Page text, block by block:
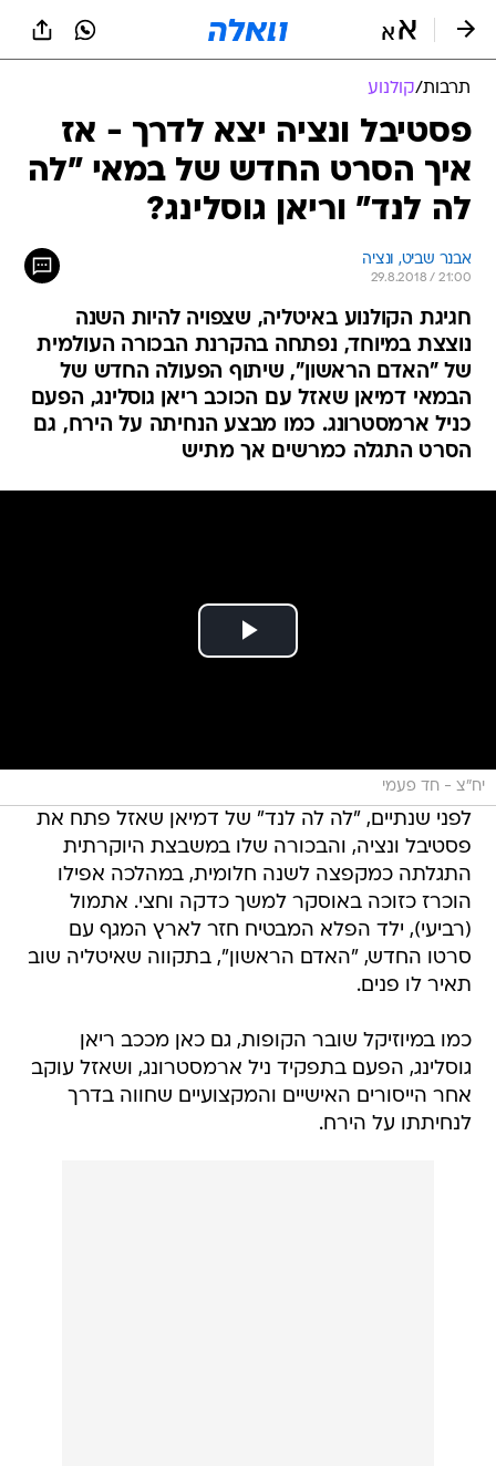
תרבות/קולנוע
פסטיבל ונציה יצא לדרך - אז
איך הסרט החדש של במאי "לה
לה לנד" וריאן גוסלינג?
אבנר שביט, ונציה
29.8.2018 / 21:00
חגיגת הקולנוע באיטליה, שצפויה להיות השנה
נוצצת במיוחד, נפתחה בהקרנת הבכורה העולמית
של "האדם הראשון", שיתוף הפעולה החדש של
הבמאי דמיאן שאזל עם הכוכב ריאן גוסלינג, הפעם
כניל ארמסטרונג. כמו מבצע הנחיתה על הירח, גם
הסרט התגלה כמרשים אך מתיש
יח"צ - חד פעמי
לפני שנתיים, "לה לה לנד" של דמיאן שאזל פתח את
פסטיבל ונציה, והבכורה שלו במשבצת היוקרתית
התגלתה כמקפצה לשנה חלומית, במהלכה אפילו
הוכרז כזוכה באוסקר למשך כדקה וחצי. אתמול
(רביעי), ילד הפלא המבטיח חזר לארץ המגף עם
סרטו החדש, "האדם הראשון", בתקווה שאיטליה שוב
תאיר לו פנים.
כמו במיוזיקל שובר הקופות, גם כאן מככב ריאן
גוסלינג, הפעם בתפקיד ניל ארמסטרונג, ושאזל עוקב
אחר הייסורים האישיים והמקצועיים שחווה בדרך
לנחיתתו על הירח.